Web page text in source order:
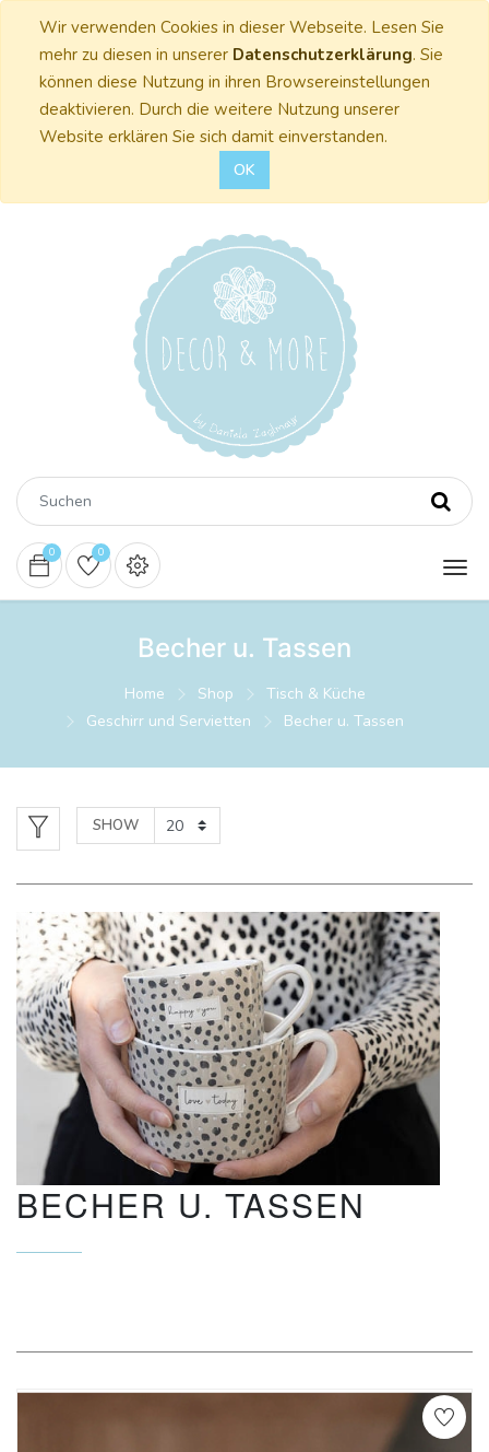
Wir verwenden Cookies in dieser Webseite. Lesen Sie
mehr zu diesen in unserer Datenschutzerklärung. Sie
können diese Nutzung in ihren Browsereinstellungen
deaktivieren. Durch die weitere Nutzung unserer
Website erklären Sie sich damit einverstanden.
OK
0 0
Becher u. Tassen
Home Shop
Tisch & Küche
Geschirr und Servietten
Becher u. Tassen
SHOW
BECHER U. TASSEN